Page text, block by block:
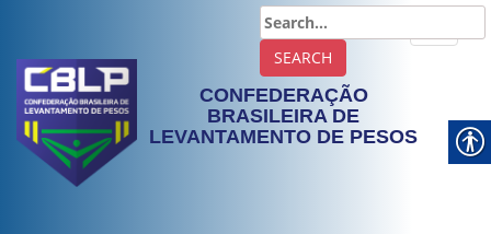
CONFEDERAÇÃO
BRASILEIRA DE
LEVANTAMENTO DE PESOS